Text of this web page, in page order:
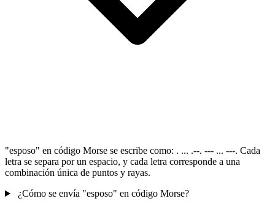
"esposo" en código Morse se escribe como: . ... .--. --- ... ---. Cada
letra se separa por un espacio, y cada letra corresponde a una
combinación única de puntos y rayas.
¿Cómo se envía "esposo" en código Morse?